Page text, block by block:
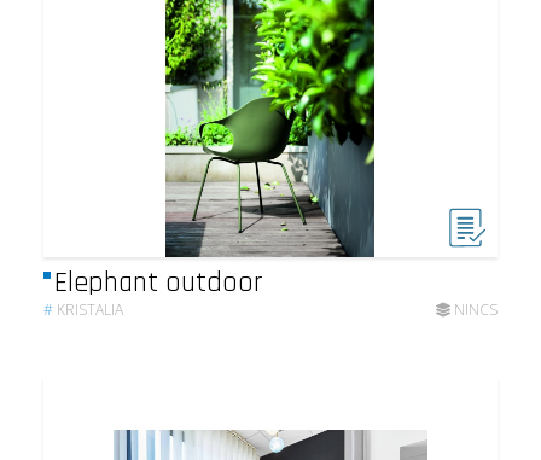
Elephant outdoor
# KRISTALIA NINCS